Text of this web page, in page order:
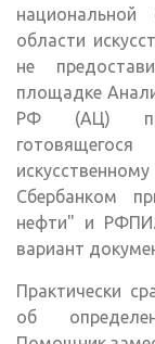
национальной
области
не
площадке
РФ (АЦ)
Сбербанком
нефти" и РФПИ.
вариант
Практически
об